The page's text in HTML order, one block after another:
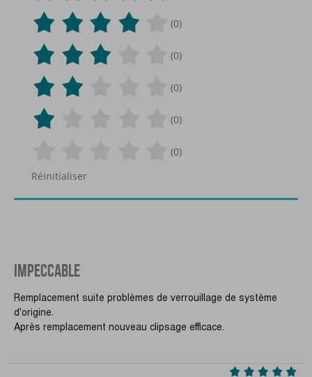
(0)
(0)
(0)
(0)
(0)
Réinitialiser
IMPECCABLE
Remplacement suite problèmes de verrouillage de système
d'origine.
Après remplacement nouveau clipsage efficace.